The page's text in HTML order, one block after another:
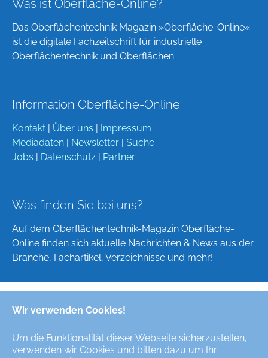
Wir verwenden Cookies!
Um die Funktionalität dieser Webseite sicherzustellen,
verwenden wir Cookies und bitten dazu um Ihr
Was ist Oberfläche-Online?
Das Oberflächentechnik Magazin »Oberfläche-Online«
ist die digitale Fachzeitschrift für industrielle
Oberflächentechnik und Oberflächen.
Information Oberfläche-Online
Kontakt Über uns
Impressum
Mediadaten
Newsletter
Suche
Jobs
Datenschutz Partner
Was finden Sie bei uns?
Auf dem Oberflächentechnik-Magazin Oberfläche-
Online finden sich aktuelle Nachrichten & News aus der
Branche, Fachartikel, Verzeichnisse und mehr!
Deutsch
Alle Rechte/All Rights Reserved © Oberfläche-Online,